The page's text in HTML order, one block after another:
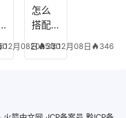
阵容
搭配
12月08日 330
怎么
搭配
专家
学术
2025年12月08日 346